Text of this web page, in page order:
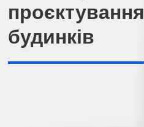
проєктування
будинків